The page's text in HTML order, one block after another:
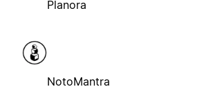
Planora
NotoMantra